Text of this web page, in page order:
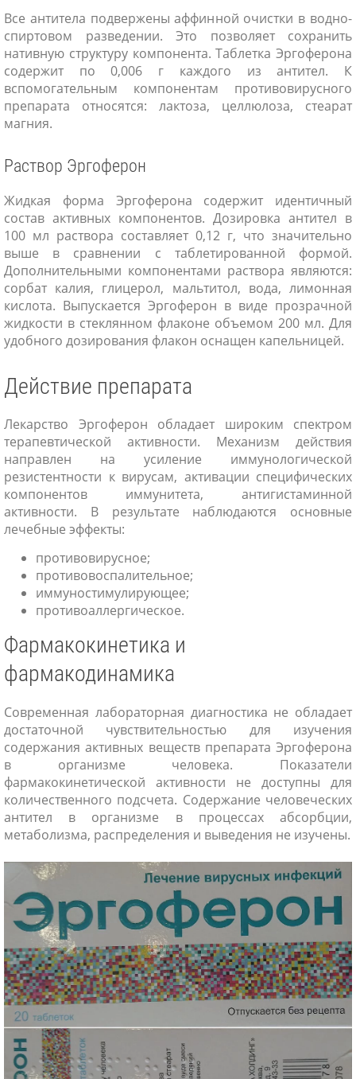
Все антитела подвержены аффинной очистки в водно-
спиртовом разведении. Это позволяет сохранить
нативную структуру компонента. Таблетка Эргоферона
содержит по 0,006 г каждого из антител. К
вспомогательным компонентам противовирусного
препарата относятся: лактоза, целлюлоза, стеарат
магния.
Раствор Эргоферон
Жидкая форма Эргоферона содержит идентичный
состав активных компонентов. Дозировка антител в
100 мл раствора составляет 0,12 г, что значительно
выше в сравнении с таблетированной формой.
Дополнительными компонентами раствора являются:
сорбат калия, глицерол, мальтитол, вода, лимонная
кислота. Выпускается Эргоферон в виде прозрачной
жидкости в стеклянном флаконе объемом 200 мл. Для
удобного дозирования флакон оснащен капельницей.
Действие препарата
Лекарство Эргоферон обладает широким спектром
терапевтической активности. Механизм действия
направлен на усиление иммунологической
резистентности к вирусам, активации специфических
компонентов иммунитета, антигистаминной
активности. В результате наблюдаются основные
лечебные эффекты:
противовирусное;
противовоспалительное;
иммуностимулирующее;
противоаллергическое.
Фармакокинетика и
фармакодинамика
Современная лабораторная диагностика не обладает
достаточной чувствительностью для изучения
содержания активных веществ препарата Эргоферона
в организме человека. Показатели
фармакокинетической активности не доступны для
количественного подсчета. Содержание человеческих
антител в организме в процессах абсорбции,
метаболизма, распределения и выведения не изучены.